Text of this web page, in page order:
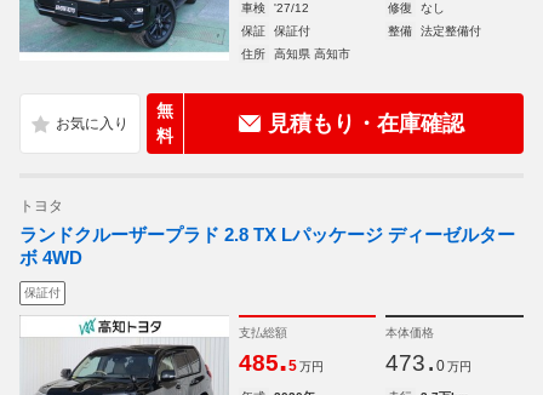
車検
'27/12 修復
なし
保証
保証付 整備
法定整備付
住所
高知県 高知市
無
料
見積もり・在庫確認
トヨタ
ランドクルーザープラド 2.8 TX Lパッケージ ディーゼルター
ボ 4WD
保証付
支払総額
485.5 万円
本体価格
473. 0 万円